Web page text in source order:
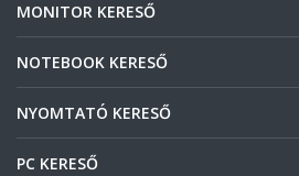
MONITOR KERESŐ
NOTEBOOK KERESŐ
NYOMTATÓ KERESŐ
PC KERESŐ